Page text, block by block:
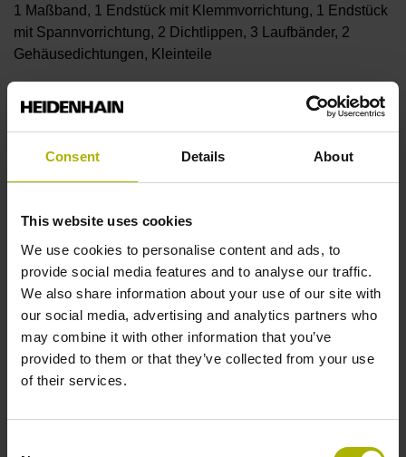
Consent Details About
This website uses cookies
We use cookies to personalise content and ads, to
provide social media features and to analyse our traffic.
We also share information about your use of our site with
our social media, advertising and analytics partners who
may combine it with other information that you’ve
provided to them or that they’ve collected from your use
of their services.
1 Maßband, 1 Endstück mit Klemmvorrichtung, 1 Endstück
mit Spannvorrichtung, 2 Dichtlippen, 3 Laufbänder, 2
Gehäusedichtungen, Kleinteile
19840 mm
Koeffizient
~ 10·10-6K-1 Stahl